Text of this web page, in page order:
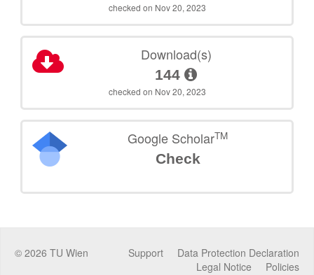
checked on Nov 20, 2023
Download(s)
144
checked on Nov 20, 2023
Google ScholarTM
Check
© 2026 TU Wien Data Protection Declaration
Support
Policies
Legal Notice